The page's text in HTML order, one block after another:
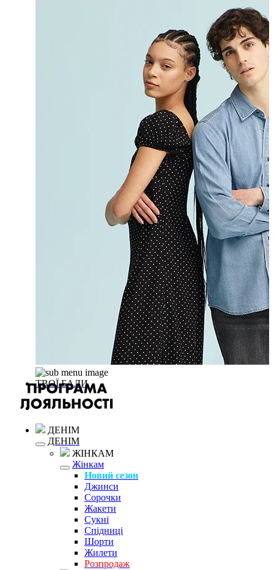
ТВОЇ БАЛИ
ДЕНІМ
ДЕНІМ
ЖІНКАМ
Жінкам
Новий сезон
Джинси
Сорочки
Жакети
Сукні
Спідниці
Шорти
Жилети
Розпродаж